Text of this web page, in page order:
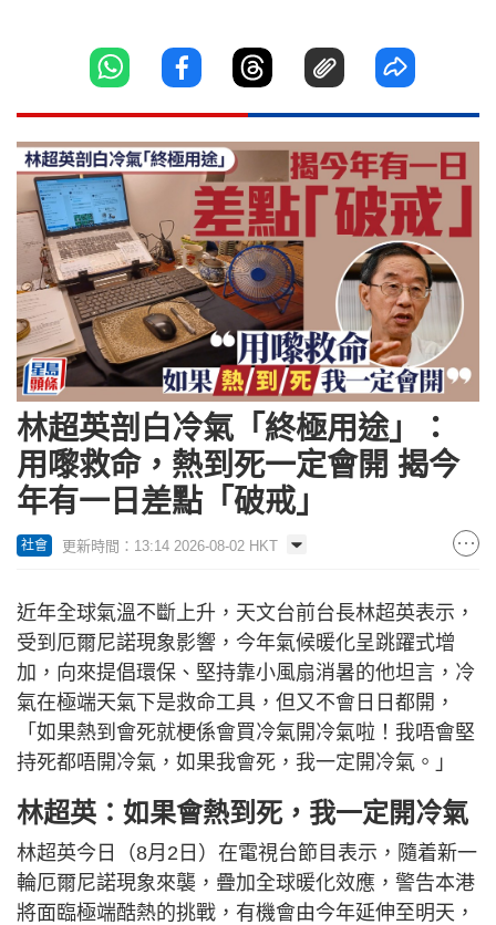
林超英剖白冷氣「終極用途」：
用嚟救命，熱到死一定會開 揭今
年有一日差點「破戒」
社會 更新時間：13:14 2026-08-02 HKT
近年全球氣溫不斷上升，天文台前台長林超英表示，
受到厄爾尼諾現象影響，今年氣候暖化呈跳躍式增
加，向來提倡環保、堅持靠小風扇消暑的他坦言，冷
氣在極端天氣下是救命工具，但又不會日日都開，
「如果熱到會死就梗係會買冷氣開冷氣啦！我唔會堅
持死都唔開冷氣，如果我會死，我一定開冷氣。」
林超英：如果會熱到死，我一定開冷氣
林超英今日（8月2日）在電視台節目表示，隨着新一
輪厄爾尼諾現象來襲，疊加全球暖化效應，警告本港
將面臨極端酷熱的挑戰，有機會由今年延伸至明天，